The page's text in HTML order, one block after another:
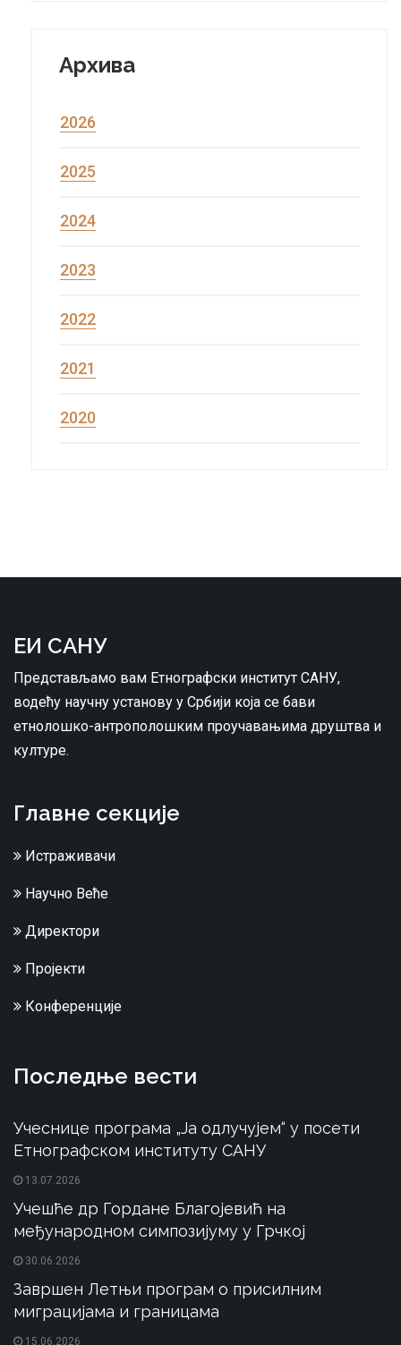
Архива
2026
2025
2024
2023
2022
2021
2020
ЕИ САНУ
Представљамо вам Етнографски институт САНУ,
водећу научну установу у Србији која се бави
етнолошко-антрополошким проучавањима друштва и
културе.
Главне секције
Истраживачи
Научно Веће
Директори
Пројекти
Конференције
Последње вести
Учеснице програма „Ја одлучујем“ у посети
Етнографском институту САНУ
13.07.2026
Учешће др Гордане Благојевић на
међународном симпозијуму у Грчкој
30.06.2026
Завршен Летњи програм о присилним
миграцијама и границама
15.06.2026